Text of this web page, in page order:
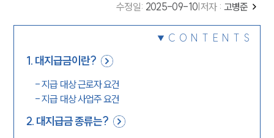
수정일: 2025-09-10 저자 : 고병준
CONTENTS
1. 대지급금이란?
-지급 대상 근로자 요건
-지급 대상 사업주 요건
2. 대지급금 종류는?